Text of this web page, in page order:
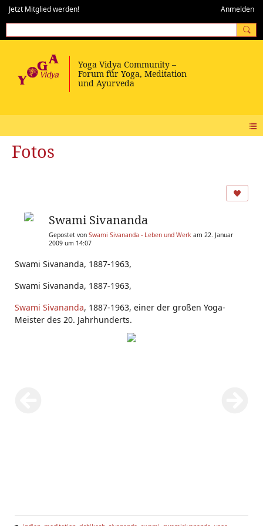
Jetzt Mitglied werden! Anmelden
Fotos
Swami Sivananda
Gepostet von Swami Sivananda - Leben und Werk am 22. Januar
2009 um 14:07
Swami Sivananda, 1887-1963,
Swami Sivananda, 1887-1963,
Swami Sivananda, 1887-1963, einer der großen Yoga-
Meister des 20. Jahrhunderts.